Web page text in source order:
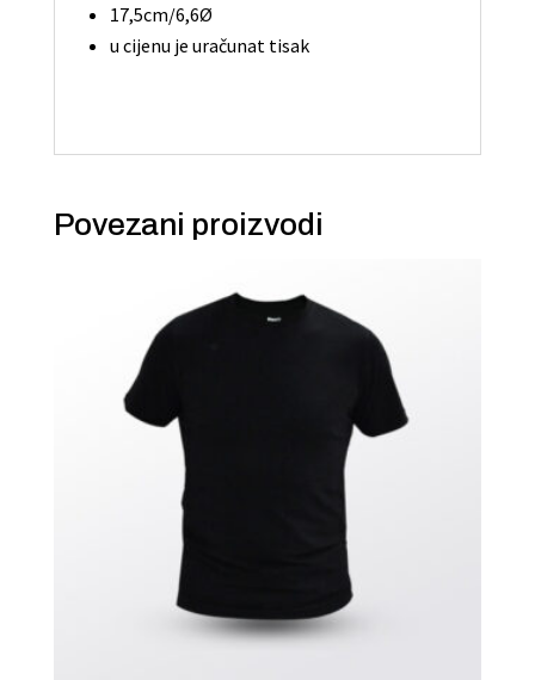
17,5cm/6,6Ø
u cijenu je uračunat tisak
Povezani proizvodi